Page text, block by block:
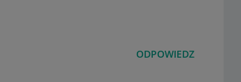
ODPOWIEDZ